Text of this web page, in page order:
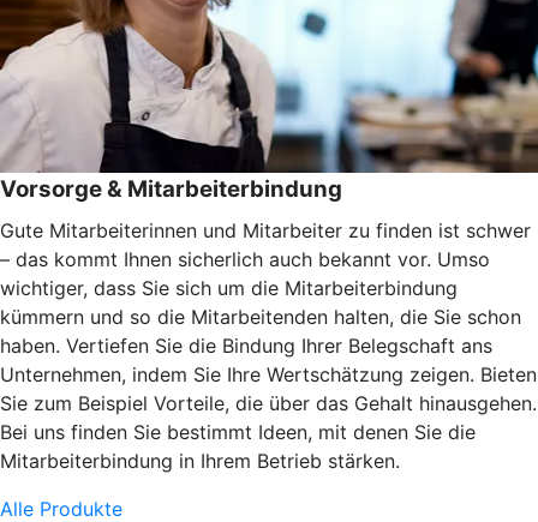
Vorsorge & Mitarbeiterbindung
Gute Mitarbeiterinnen und Mitarbeiter zu finden ist schwer
– das kommt Ihnen sicherlich auch bekannt vor. Umso
wichtiger, dass Sie sich um die Mitarbeiterbindung
kümmern und so die Mitarbeitenden halten, die Sie schon
haben. Vertiefen Sie die Bindung Ihrer Belegschaft ans
Unternehmen, indem Sie Ihre Wertschätzung zeigen. Bieten
Sie zum Beispiel Vorteile, die über das Gehalt hinausgehen.
Bei uns finden Sie bestimmt Ideen, mit denen Sie die
Mitarbeiterbindung in Ihrem Betrieb stärken.
Alle Produkte